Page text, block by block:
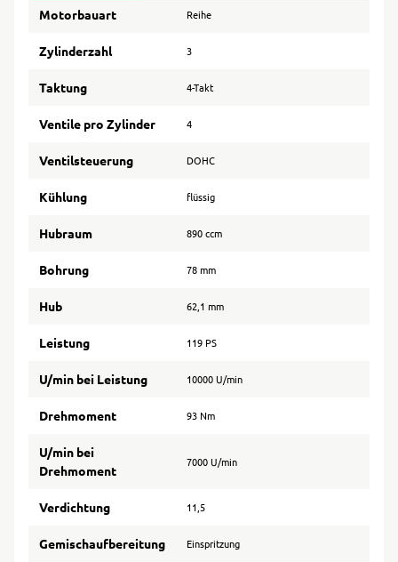
Motorbauart Reihe
Zylinderzahl 3
Taktung 4-Takt
Ventile pro Zylinder 4
Ventilsteuerung DOHC
Kühlung flüssig
Hubraum 890 ccm
Bohrung 78 mm
Hub 62,1 mm
Leistung 119 PS
U/min bei Leistung 10000 U/min
Drehmoment 93 Nm
U/min bei
Drehmoment
7000 U/min
Verdichtung 11,5
Gemischaufbereitung Einspritzung